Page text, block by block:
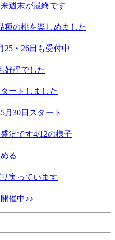
週末が最終です
種の桃を楽しめました
25・26日も受付中
好評でした
ートしました
月30日スタート
況です4/12の様子
る
実っています
催中♪♪